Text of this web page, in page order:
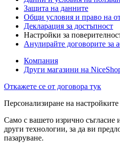
Защита на данните
Общи условия и право на
Декларация за достъпност
Настройки за
Анулирайте договорите за
Компания
Други магазини на
Откажете се от договора тук
Персонализиране на настройките
Само с вашето изрично съгласие
други технологии, за да ви
пазаруване.